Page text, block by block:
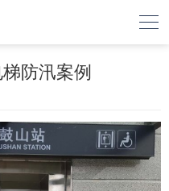

防汛案例